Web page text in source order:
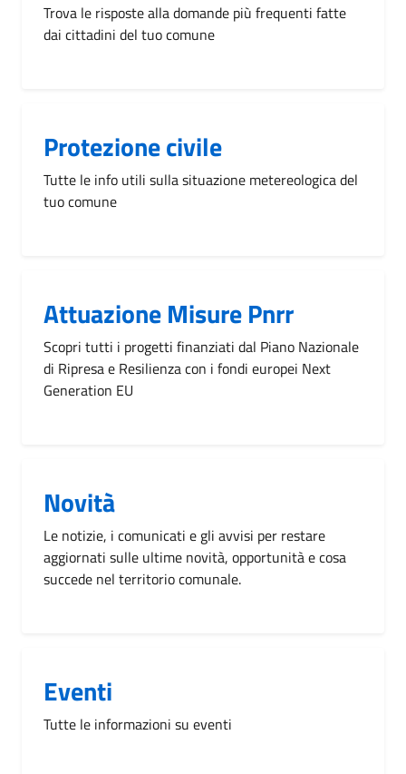
Trova le risposte alla domande più frequenti fatte
dai cittadini del tuo comune
Protezione civile
Tutte le info utili sulla situazione metereologica del
tuo comune
Attuazione Misure Pnrr
Scopri tutti i progetti finanziati dal Piano Nazionale
di Ripresa e Resilienza con i fondi europei Next
Generation EU
Novità
Le notizie, i comunicati e gli avvisi per restare
aggiornati sulle ultime novità, opportunità e cosa
succede nel territorio comunale.
Eventi
Tutte le informazioni su eventi